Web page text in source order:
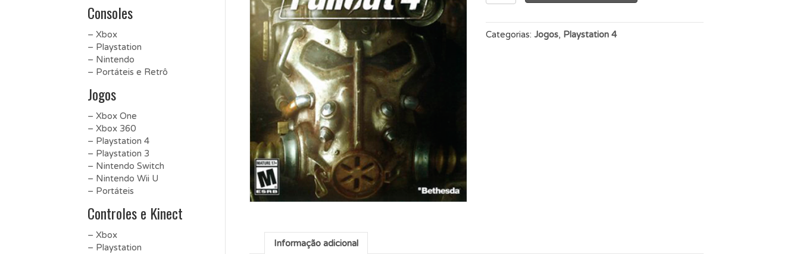
Categorias: Jogos, Playstation 4
Informação adicional
Consoles
– Xbox
– Playstation
– Nintendo
– Portáteis e Retrô
Jogos
– Xbox One
– Xbox 360
– Playstation 4
– Playstation 3
– Nintendo Switch
– Nintendo Wii U
– Portáteis
Controles e Kinect
– Xbox
– Playstation